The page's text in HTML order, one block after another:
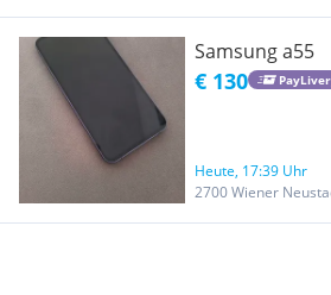
Samsung a55
€ 130
Heute, 17:39 Uhr
2700 Wiener